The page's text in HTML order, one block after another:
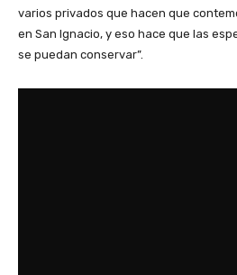
varios privados que hacen que
en San Ignacio, y eso hace que las
se puedan conservar”.